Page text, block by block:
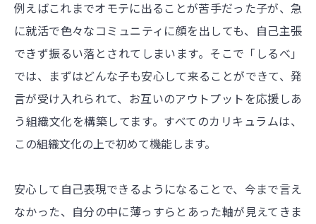
例えばこれまでオモテに出ることが苦手だった子が、急
に就活で色々なコミュニティに顔を出しても、自己主張
できず振るい落とされてしまいます。そこで「しるべ」
では、まずはどんな子も安心して来ることができて、発
言が受け入れられて、お互いのアウトプットを応援しあ
う組織文化を構築してます。すべてのカリキュラムは、
この組織文化の上で初めて機能します。
安心して自己表現できるようになることで、今まで言え
なかった、自分の中に薄っすらとあった軸が見えてきま